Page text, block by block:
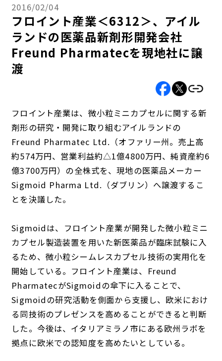
2016/02/04
フロイント産業＜6312＞、アイル
ランドの医薬品新剤形開発会社
Freund Pharmatecを現地社に譲
渡
フロイント産業は、微小粒ミニカプセルに関する新
剤形の研究・開発に取り組むアイルランドの
Freund Pharmatec Ltd.（オファリー州。売上高
約574万円、営業利益約△1億4800万円、純資産約6
億3700万円）の全株式を、現地の医薬品メーカー
Sigmoid Pharma Ltd.（ダブリン）へ譲渡するこ
とを決議した。
Sigmoidは、フロイント産業が開発した微小粒ミニ
カプセル製造装置を用いた新医薬品が臨床試験に入
るため、微小粒シームレスカプセル技術の実用化を
開始している。フロイント産業は、Freund
PharmatecがSigmoidの傘下に入ることで、
Sigmoidの研究活動を側面から支援し、欧米におけ
る同技術のプレゼンスを高めることができると判断
した。今後は、イタリアミラノ市にある欧州ラボを
拠点に欧米での認知度を高めたいとしている。